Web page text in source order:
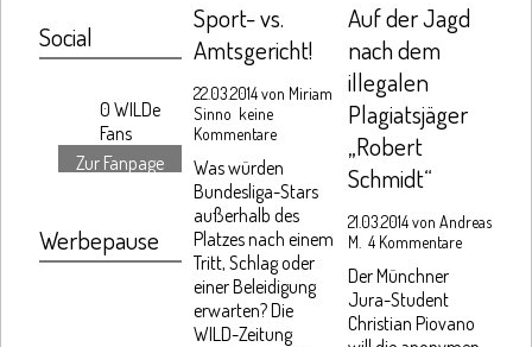
Sport- vs.
Amtsgericht!
22.03.2014 von Miriam
Sinno keine
Kommentare
Was würden
Bundesliga-Stars
außerhalb des
Platzes nach einem
Tritt, Schlag oder
einer Beleidigung
erwarten? Die
WILD-Zeitung
Auf der Jagd
nach dem
illegalen
Plagiatsjäger
„Robert
Schmidt“
21.03.2014 von Andreas
M. 4 Kommentare
Der Münchner
Jura-Student
Christian Piovano
Social
0 WILDe
Fans
Zur Fanpage
Werbepause